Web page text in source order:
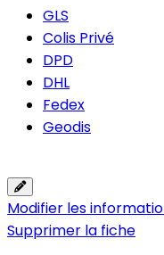
GLS
Colis Privé
DPD
DHL
Fedex
Geodis
Modifier les
Supprimer la fiche